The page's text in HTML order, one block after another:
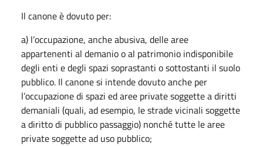
Il canone è dovuto per:
a) l’occupazione, anche abusiva, delle aree
appartenenti al demanio o al patrimonio indisponibile
degli enti e degli spazi soprastanti o sottostanti il suolo
pubblico. Il canone si intende dovuto anche per
l’occupazione di spazi ed aree private soggette a diritti
demaniali (quali, ad esempio, le strade vicinali soggette
a diritto di pubblico passaggio) nonché tutte le aree
private soggette ad uso pubblico;